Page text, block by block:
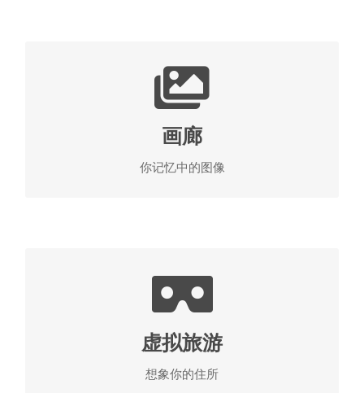
画廊
你记忆中的图像
浏览你的梦想
照片捕捉了我们心爱的时刻，们让我们打开一个宝
神的图像，彰显我们的身份。 达德酒店的胸部，和
虚拟旅游
想象你的住所
入住前体验达德酒店
在选择达德酒店和您的住所之前，您可以虚拟访问整
开始，进入走廊，密切关注房间。 别忘了屋顶。
达德酒店的虚拟旅游